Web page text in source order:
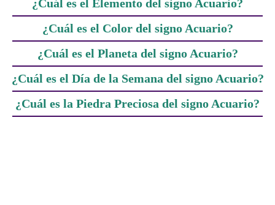
¿Cuál es el Elemento del signo Acuario?
¿Cuál es el Color del signo Acuario?
¿Cuál es el Planeta del signo Acuario?
¿Cuál es el Día de la Semana del signo Acuario?
¿Cuál es la Piedra Preciosa del signo Acuario?